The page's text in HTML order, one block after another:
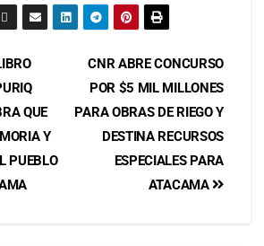
CNR ABRE CONCURSO
POR $5 MIL MILLONES
PARA OBRAS DE RIEGO Y
DESTINA RECURSOS
ESPECIALES PARA
ATACAMA
QUE
Y
PUEBLO